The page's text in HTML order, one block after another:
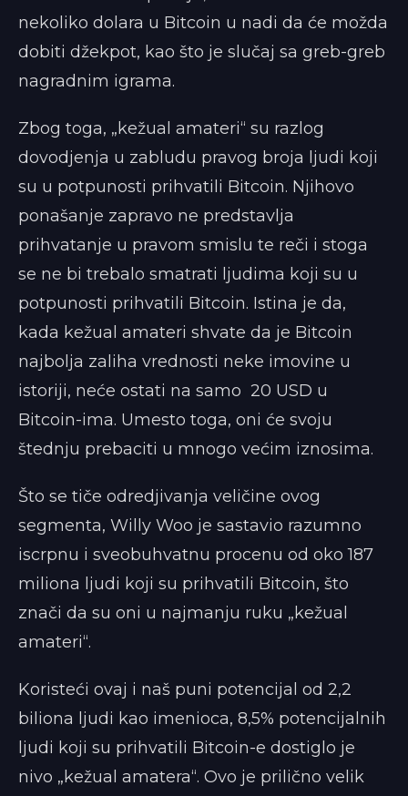
nekoliko dolara u Bitcoin u nadi da će možda
dobiti džekpot, kao što je slučaj sa greb-greb
nagradnim igrama.
Zbog toga, „kežual amateri“ su razlog
dovodjenja u zabludu pravog broja ljudi koji
su u potpunosti prihvatili Bitcoin. Njihovo
ponašanje zapravo ne predstavlja
prihvatanje u pravom smislu te reči i stoga
se ne bi trebalo smatrati ljudima koji su u
potpunosti prihvatili Bitcoin. Istina je da,
kada kežual amateri shvate da je Bitcoin
najbolja zaliha vrednosti neke imovine u
istoriji, neće ostati na samo 20 USD u
Bitcoin-ima. Umesto toga, oni će svoju
štednju prebaciti u mnogo većim iznosima.
Što se tiče odredjivanja veličine ovog
segmenta, Willy Woo je sastavio razumno
iscrpnu i sveobuhvatnu procenu od oko 187
miliona ljudi koji su prihvatili Bitcoin, što
znači da su oni u najmanju ruku „kežual
amateri“.
Koristeći ovaj i naš puni potencijal od 2,2
biliona ljudi kao imenioca, 8,5% potencijalnih
ljudi koji su prihvatili Bitcoin-e dostiglo je
nivo „kežual amatera“. Ovo je prilično velik